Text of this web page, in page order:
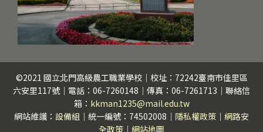
©2021 國立北門高級農工職業學校｜校址：72242臺南市佳里區
六安里117號｜電話：06-7260148｜傳真：06-7261713｜聯絡信
箱： kkman1235@mail.edu.tw
網站維護： 設備組 ｜統一編號：74502008｜ 隱私權政策 ｜ 網路安
全政策 ｜ 網站地圖